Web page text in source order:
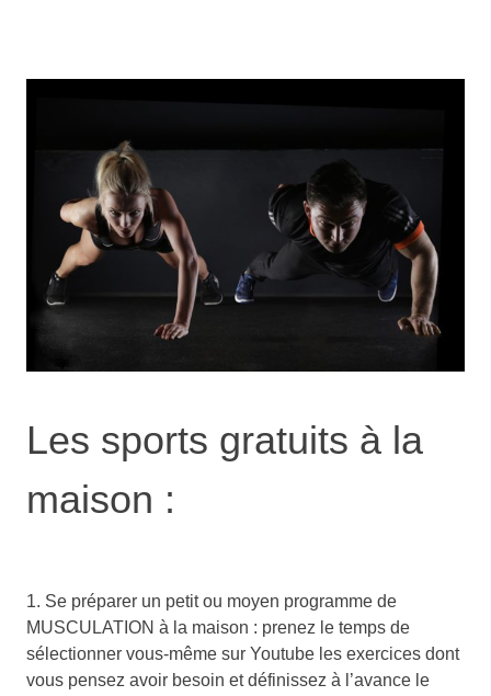
Les sports gratuits à la
maison :
1. Se préparer un petit ou moyen programme de
MUSCULATION à la maison : prenez le temps de
sélectionner vous-même sur Youtube les exercices dont
vous pensez avoir besoin et définissez à l’avance le